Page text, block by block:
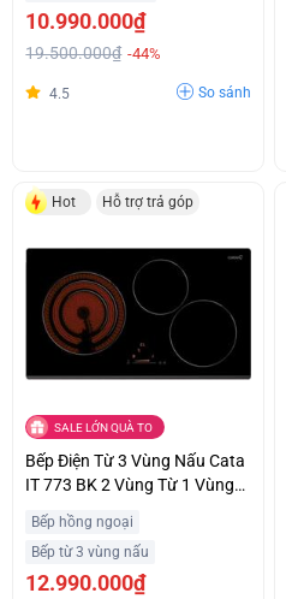
10.990.000₫
19.500.000₫ -44%
4.5 So sánh
Hot Hỗ trợ trả góp
SALE LỚN QUÀ TO
Bếp Điện Từ 3 Vùng Nấu Cata
IT 773 BK 2 Vùng Từ 1 Vùng
Điện Giá Ưu Đãi
Bếp hồng ngoại
Bếp từ 3 vùng nấu
12.990.000₫